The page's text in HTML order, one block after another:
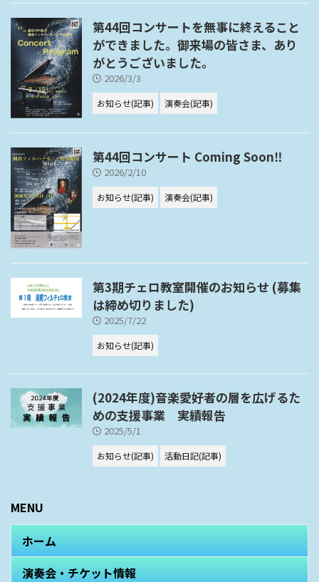
第44回コンサートを無事に終えること
ができました。御来場の皆さま、あり
がとうございました。
2026/3/3
お知らせ(記事) 演奏会(記事)
第44回コンサート Coming Soon‼
2026/2/10
お知らせ(記事) 演奏会(記事)
第3期チェロ教室開催のお知らせ (募集
は締め切りました)
2025/7/22
お知らせ(記事)
(2024年度)音楽愛好者の層を広げるた
めの支援事業 実績報告
2025/5/1
お知らせ(記事) 活動日記(記事)
MENU
ホーム
演奏会・チケット情報